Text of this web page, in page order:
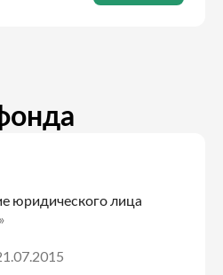
юридического лица